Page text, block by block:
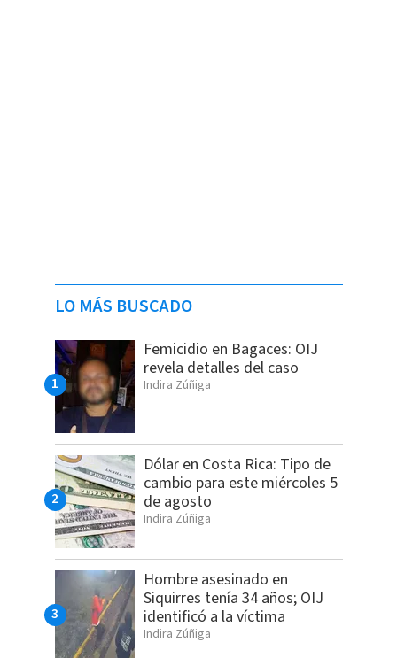
LO MÁS BUSCADO
Femicidio en Bagaces: OIJ
revela detalles del caso
Indira Zúñiga
Dólar en Costa Rica: Tipo de
cambio para este miércoles 5
de agosto
Indira Zúñiga
Hombre asesinado en
Siquirres tenía 34 años; OIJ
identificó a la víctima
Indira Zúñiga